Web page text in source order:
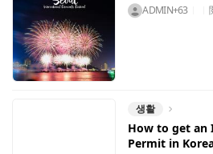
ADMIN+63
생활
How to get an
Permit in